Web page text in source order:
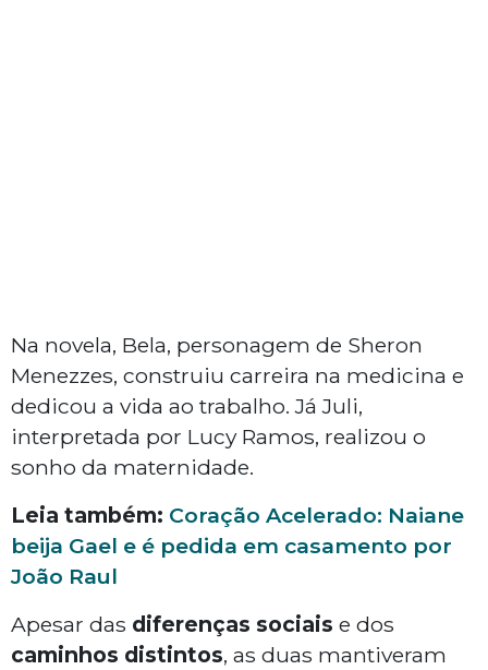
Na novela, Bela, personagem de Sheron
Menezzes, construiu carreira na medicina e
dedicou a vida ao trabalho. Já Juli,
interpretada por Lucy Ramos, realizou o
sonho da maternidade.
Leia também: Coração Acelerado: Naiane
beija Gael e é pedida em casamento por
João Raul
Apesar das diferenças sociais e dos
caminhos distintos, as duas mantiveram